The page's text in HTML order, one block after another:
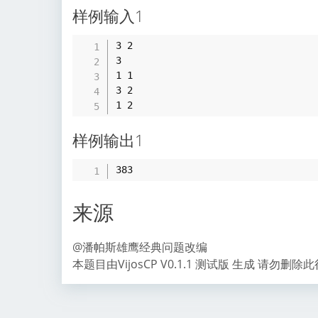
样例输入1
3 2
3
1 1
3 2
1 2
样例输出1
383
来源
@潘帕斯雄鹰经典问题改编
本题目由VijosCP V0.1.1 测试版 生成 请勿删除此